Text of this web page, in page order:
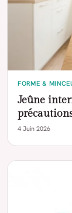
FORME &
Jeûne
4 Juin 2026